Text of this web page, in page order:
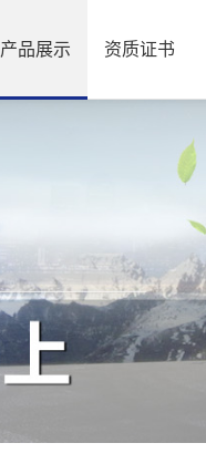
产品展示 资质证书